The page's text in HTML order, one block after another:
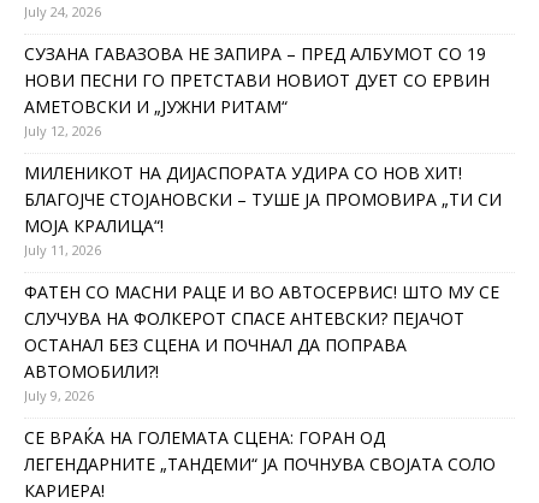
July 24, 2026
СУЗАНА ГАВАЗОВА НЕ ЗАПИРА – ПРЕД АЛБУМОТ СО 19
НОВИ ПЕСНИ ГО ПРЕТСТАВИ НОВИОТ ДУЕТ СО ЕРВИН
АМЕТОВСКИ И „ЈУЖНИ РИТАМ“
July 12, 2026
МИЛЕНИКОТ НА ДИЈАСПОРАТА УДИРА СО НОВ ХИТ!
БЛАГОЈЧЕ СТОЈАНОВСКИ – ТУШЕ ЈА ПРОМОВИРА „ТИ СИ
МОЈА КРАЛИЦА“!
July 11, 2026
ФАТЕН СО МАСНИ РАЦЕ И ВО АВТОСЕРВИС! ШТО МУ СЕ
СЛУЧУВА НА ФОЛКЕРОТ СПАСЕ АНТЕВСКИ? ПЕЈАЧОТ
ОСТАНАЛ БЕЗ СЦЕНА И ПОЧНАЛ ДА ПОПРАВА
АВТОМОБИЛИ?!
July 9, 2026
СЕ ВРАЌА НА ГОЛЕМАТА СЦЕНА: ГОРАН ОД
ЛЕГЕНДАРНИТЕ „ТАНДЕМИ“ ЈА ПОЧНУВА СВОЈАТА СОЛО
КАРИЕРА!